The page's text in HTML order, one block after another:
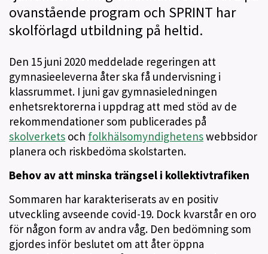
ovanstående program och SPRINT har
skolförlagd utbildning på heltid.
Den 15 juni 2020 meddelade regeringen att
gymnasieeleverna åter ska få undervisning i
klassrummet. I juni gav gymnasieledningen
enhetsrektorerna i uppdrag att med stöd av de
rekommendationer som publicerades på
skolverkets och folkhälsomyndighetenswebbsidor
planera och riskbedöma skolstarten.
Behov av att minska trängsel i kollektivtrafiken
Sommaren har karakteriserats av en positiv
utveckling avseende covid-19. Dock kvarstår en oro
för någon form av andra våg. Den bedömning som
gjordes inför beslutet om att åter öppna